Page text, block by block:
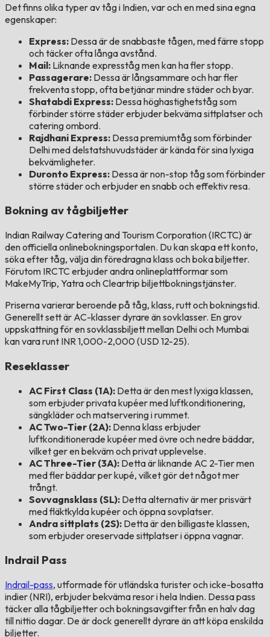
Det finns olika typer av tåg i Indien, var och en med sina egna
egenskaper:
Express: Dessa är de snabbaste tågen, med färre stopp
och täcker ofta långa avstånd.
Mail: Liknande expresståg men kan ha fler stopp.
Passagerare: Dessa är långsammare och har fler
frekventa stopp, ofta betjänar mindre städer och byar.
Shatabdi Express: Dessa höghastighetståg som
förbinder större städer erbjuder bekväma sittplatser och
catering ombord.
Rajdhani Express: Dessa premiumtåg som förbinder
Delhi med delstatshuvudstäder är kända för sina lyxiga
bekvämligheter.
Duronto Express: Dessa är non-stop tåg som förbinder
större städer och erbjuder en snabb och effektiv resa.
Bokning av tågbiljetter
Indian Railway Catering and Tourism Corporation (IRCTC) är
den officiella onlinebokningsportalen. Du kan skapa ett konto,
söka efter tåg, välja din föredragna klass och boka biljetter.
Förutom IRCTC erbjuder andra onlineplattformar som
MakeMyTrip, Yatra och Cleartrip biljettbokningstjänster.
Priserna varierar beroende på tåg, klass, rutt och bokningstid.
Generellt sett är AC-klasser dyrare än sovklasser. En grov
uppskattning för en sovklassbiljett mellan Delhi och Mumbai
kan vara runt INR 1,000-2,000 (USD 12-25).
Reseklasser
AC First Class (1A): Detta är den mest lyxiga klassen,
som erbjuder privata kupéer med luftkonditionering,
sängkläder och matservering i rummet.
AC Two-Tier (2A): Denna klass erbjuder
luftkonditionerade kupéer med övre och nedre bäddar,
vilket ger en bekväm och privat upplevelse.
AC Three-Tier (3A): Detta är liknande AC 2-Tier men
med fler bäddar per kupé, vilket gör det något mer
trångt.
Sovvagnsklass (SL): Detta alternativ är mer prisvärt
med fläktkylda kupéer och öppna sovplatser.
Andra sittplats (2S): Detta är den billigaste klassen,
som erbjuder oreservade sittplatser i öppna vagnar.
Indrail Pass
Indrail-pass, utformade för utländska turister och icke-bosatta
indier (NRI), erbjuder bekväma resor i hela Indien. Dessa pass
täcker alla tågbiljetter och bokningsavgifter från en halv dag
till nittio dagar. De är dock generellt dyrare än att köpa enskilda
biljetter.